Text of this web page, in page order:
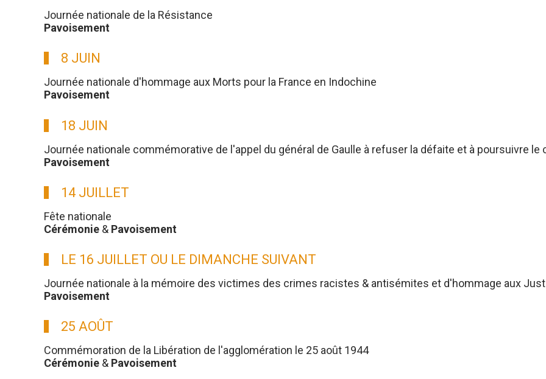
Journée nationale de la Résistance
Pavoisement
8 JUIN
Journée nationale d'hommage aux Morts pour la France en Indochine
Pavoisement
18 JUIN
Journée nationale commémorative de l'appel du général de Gaulle à refuser la défaite et à poursuivre
Pavoisement
14 JUILLET
Fête nationale
Cérémonie & Pavoisement
LE 16 JUILLET OU LE DIMANCHE SUIVANT
Journée nationale à la mémoire des victimes des crimes racistes & antisémites et d'hommage aux
Pavoisement
25 AOÛT
Commémoration de la Libération de l'agglomération le 25 août 1944
Cérémonie & Pavoisement